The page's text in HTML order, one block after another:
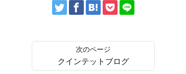
クインテットブログ